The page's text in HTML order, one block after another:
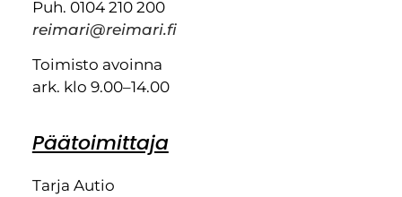
Puh. 0104 210 200
reimari@reimari.fi
Toimisto avoinna
ark. klo 9.00–14.00
Päätoimittaja
Tarja Autio